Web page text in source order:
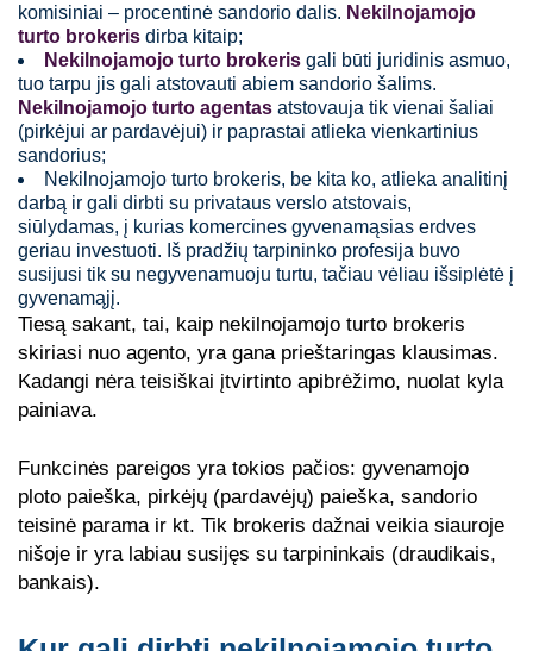
komisiniai – procentinė sandorio dalis. Nekilnojamojo
turto brokeris dirba kitaip;
Nekilnojamojo turto brokeris gali būti juridinis asmuo,
tuo tarpu jis gali atstovauti abiem sandorio šalims.
Nekilnojamojo turto agentas atstovauja tik vienai šaliai
(pirkėjui ar pardavėjui) ir paprastai atlieka vienkartinius
sandorius;
Nekilnojamojo turto brokeris, be kita ko, atlieka analitinį
darbą ir gali dirbti su privataus verslo atstovais,
siūlydamas, į kurias komercines gyvenamąsias erdves
geriau investuoti. Iš pradžių tarpininko profesija buvo
susijusi tik su negyvenamuoju turtu, tačiau vėliau išsiplėtė į
gyvenamąjį.
Tiesą sakant, tai, kaip nekilnojamojo turto brokeris
skiriasi nuo agento, yra gana prieštaringas klausimas.
Kadangi nėra teisiškai įtvirtinto apibrėžimo, nuolat kyla
painiava.
Funkcinės pareigos yra tokios pačios: gyvenamojo
ploto paieška, pirkėjų (pardavėjų) paieška, sandorio
teisinė parama ir kt. Tik brokeris dažnai veikia siauroje
nišoje ir yra labiau susijęs su tarpininkais (draudikais,
bankais).